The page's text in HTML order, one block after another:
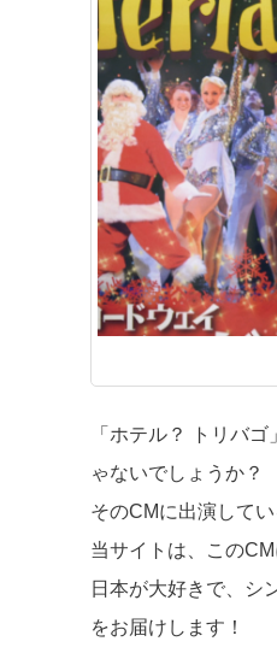
「ホテル？ トリバ
ゃないでしょうか？
そのCMに出演して
当サイトは、この
日本が大好きで、シ
をお届けします！